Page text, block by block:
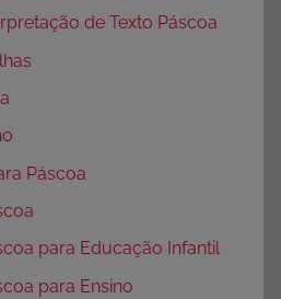
de Texto Páscoa
Páscoa
para Educação Infantil
para Ensino